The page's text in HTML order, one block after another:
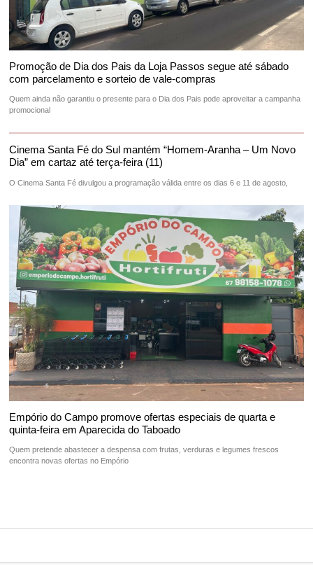
Promoção de Dia dos Pais da Loja Passos segue até sábado
com parcelamento e sorteio de vale-compras
Quem ainda não garantiu o presente para o Dia dos Pais pode aproveitar a campanha
promocional
Cinema Santa Fé do Sul mantém “Homem-Aranha – Um Novo
Dia” em cartaz até terça-feira (11)
O Cinema Santa Fé divulgou a programação válida entre os dias 6 e 11 de agosto,
Empório do Campo promove ofertas especiais de quarta e
quinta-feira em Aparecida do Taboado
Quem pretende abastecer a despensa com frutas, verduras e legumes frescos
encontra novas ofertas no Empório